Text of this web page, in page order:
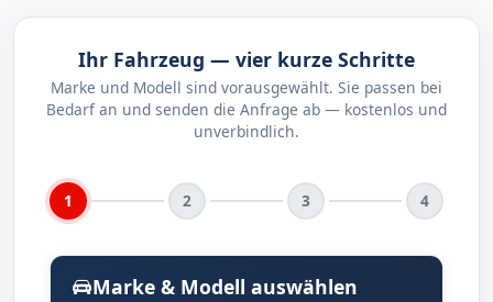
Ihr Fahrzeug — vier kurze Schritte
Marke und Modell sind vorausgewählt. Sie passen bei
Bedarf an und senden die Anfrage ab — kostenlos und
unverbindlich.
1 2 3 4
Marke & Modell auswählen